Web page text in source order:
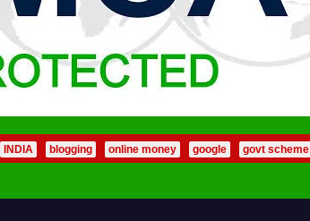
INDIA blogging online money google govt scheme